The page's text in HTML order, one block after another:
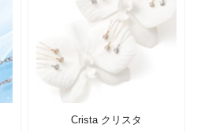
Crista クリスタ